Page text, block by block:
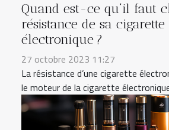
Quand est-ce qu’il faut
résistance de sa cigarette
électronique ?
27 octobre 2023 11:27
La résistance d’une cigarette
le moteur de la cigarette